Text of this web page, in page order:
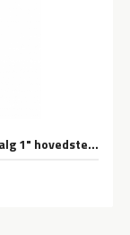
Komplett inntakstamme for vann med tilvalg 1" hovedstengeventil